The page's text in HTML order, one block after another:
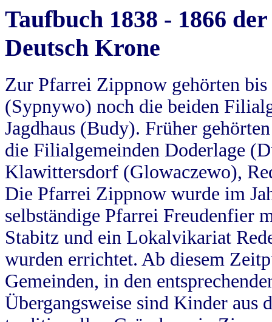
Taufbuch 1838 - 1866
Deutsch Krone
Zur Pfarrei Zippnow gehörten
(Sypnywo) noch die beiden
Jagdhaus (Budy). Früher
die Filialgemeinden Doderlage
Klawittersdorf (Glowaczewo),
Die Pfarrei Zippnow wurde im
selbständige Pfarrei Freudenfier
Stabitz und ein Lokalvikariat
wurden errichtet. Ab diesem
Gemeinden, in den
Übergangsweise sind Kinder aus